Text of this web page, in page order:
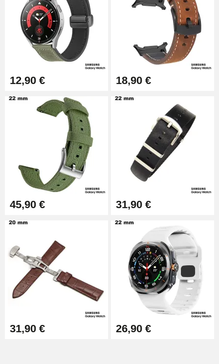
12,90 € 18,90 €
45,90 € 31,90 €
31,90 € 26,90 €